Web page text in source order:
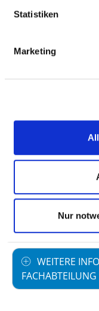
Statistiken
Marketing
Nur
Informationen
Fachabteilung
FALLZAHLEN
WEITERE
FACHABTEILUNG